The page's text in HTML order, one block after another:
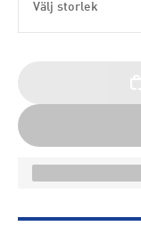
Välj storlek